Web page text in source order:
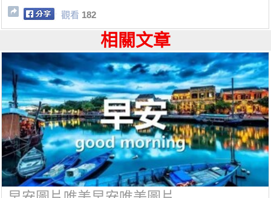
觀看 182
相關文章